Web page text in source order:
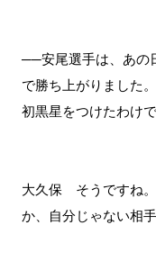
──安尾選手は、あの
で勝ち上がりました
初黒星をつけたわけ
大久保 そうですね。
か、自分じゃない相